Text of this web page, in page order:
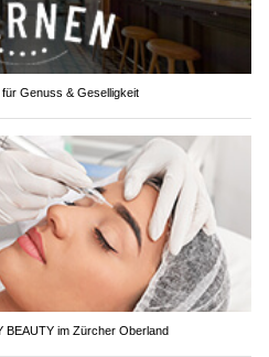
Genuss & Geselligkeit
BEAUTY im Zürcher Oberland